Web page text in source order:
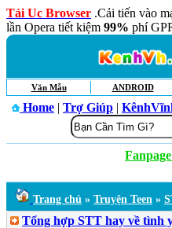
Tải Uc Browser .Cải tiến vào
lần Opera tiết kiệm 99% phí
Văn Mẫu ANDROID
Home | Trợ Giúp |
Trang chủ » Truyện Teen »
Tổng hợp STT hay về tình